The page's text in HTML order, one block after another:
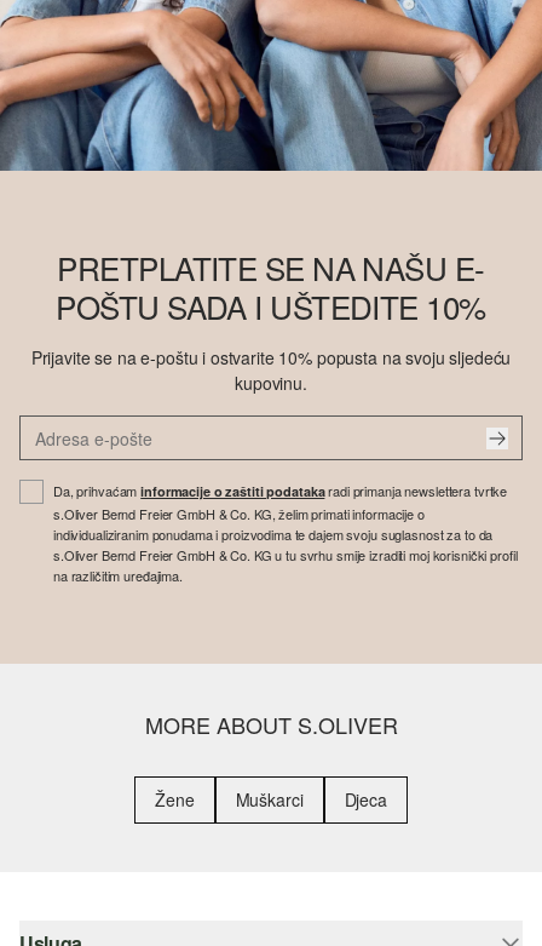
PRETPLATITE SE NA NAŠU E-
POŠTU SADA I UŠTEDITE 10%
Prijavite se na e-poštu i ostvarite 10% popusta na svoju sljedeću
kupovinu.
Da, prihvaćaminformacije o zaštiti podatakaradi primanja newslettera tvrtke
s.Oliver Bernd Freier GmbH & Co. KG, želim primati informacije o
individualiziranim ponudama i proizvodima te dajem svoju suglasnost za to da
s.Oliver Bernd Freier GmbH & Co. KG u tu svrhu smije izraditi moj korisnički profil
na različitim uređajima.
MORE ABOUT S.OLIVER
Žene Muškarci Djeca